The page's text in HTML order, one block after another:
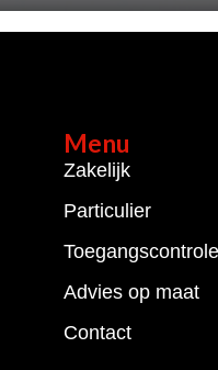
Menu
Zakelijk
Particulier
Toegangscontrole
Advies op maat
Contact